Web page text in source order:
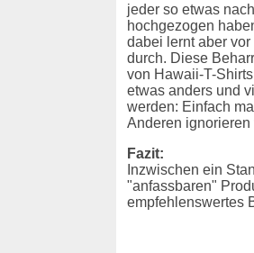
jeder so etwas
hochgezogen
dabei lernt aber
durch. Diese
von Hawaii-T-
etwas anders und
werden: Einfach
Anderen
Fazit:
Inzwischen ein
"anfassbaren"
empfehlenswertes